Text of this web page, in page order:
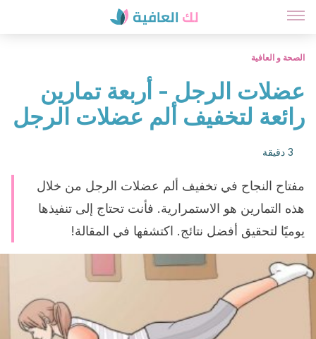
الصحة و العافية
عضلات الرجل - أربعة تمارين
رائعة لتخفيف ألم عضلات الرجل
3 دقيقة
مفتاح النجاح في تخفيف ألم عضلات الرجل من خلال
هذه التمارين هو الاستمرارية. فأنت تحتاج إلى تنفيذها
يوميًا لتحقيق أفضل نتائج. اكتشفها في المقالة!